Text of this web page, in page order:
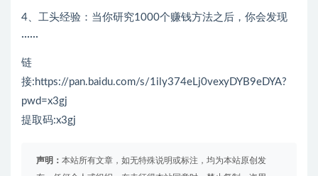
4、工头经验：当你研究1000个赚钱方法之后，你会发现
······
链
接:https://pan.baidu.com/s/1ily374eLj0vexyDYB9eDYA?
pwd=x3gj
提取码:x3gj
声明： 本站所有文章，如无特殊说明或标注，均为本站原创发